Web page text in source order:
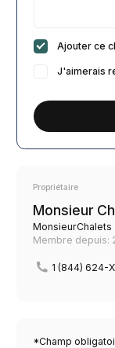
Propriétaire
Monsieur
MonsieurChalets
Membre depuis:
1 (844) 624-
*Champ
Ajouter ce
J'aimerais